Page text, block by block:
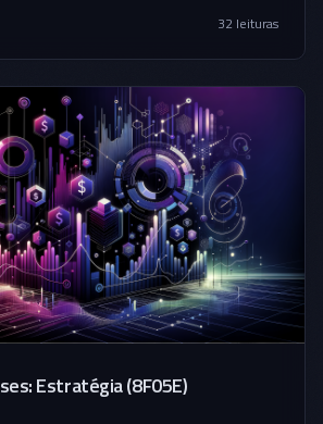
32 leituras
Estratégia (8F05E)